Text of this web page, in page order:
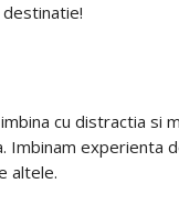
cu distractia si
Imbinam experienta
altele.